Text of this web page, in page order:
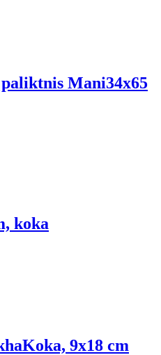
paliktnis Mani34x65
koka
Koka, 9x18 cm